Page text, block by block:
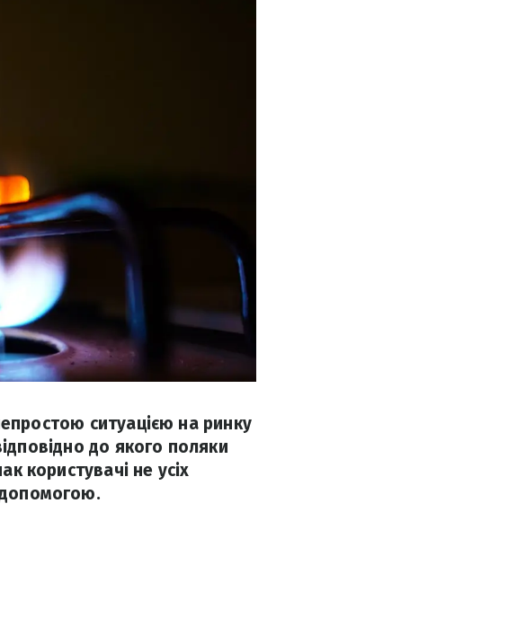
ситуацією на ринку
до якого поляки
користувачі не усіх